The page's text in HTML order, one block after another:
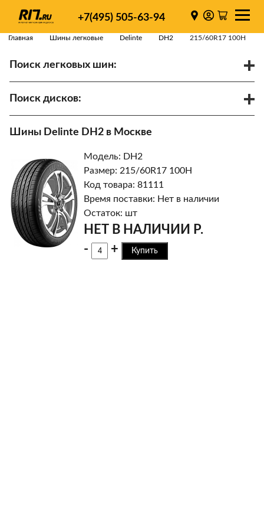
+7(495) 505-63-94
Главная Шины легковые Delinte DH2 215/60R17 100H
Поиск легковых шин:
Поиск дисков:
Найти
Шины Delinte DH2 в Москве
Модель: DH2
Размер: 215/60R17 100H
Код товара: 81111
Время поставки: Нет в наличии
Остаток: шт
НЕТ В НАЛИЧИИ Р.
-
+ Купить